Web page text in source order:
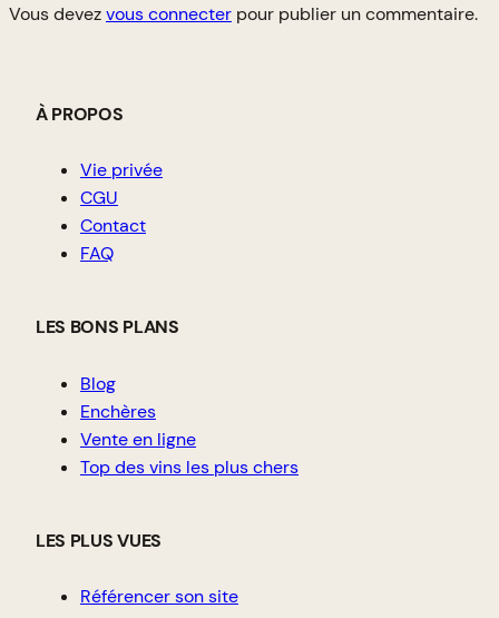
Vous devezvous connecter pour publier un commentaire.
À PROPOS
Vie privée
CGU
Contact
FAQ
LES BONS PLANS
Blog
Enchères
Vente en ligne
Top des vins les plus chers
LES PLUS VUES
Référencer son site